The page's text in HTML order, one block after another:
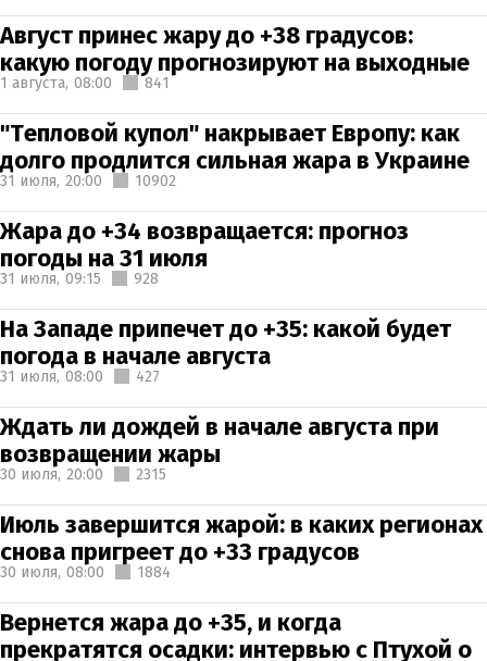
Август принес жару до +38 градусов:
какую погоду прогнозируют на выходные
1 августа, 08:00 841
"Тепловой купол" накрывает Европу: как
долго продлится сильная жара в Украине
31 июля, 20:00 10902
Жара до +34 возвращается: прогноз
погоды на 31 июля
31 июля, 09:15 928
На Западе припечет до +35: какой будет
погода в начале августа
31 июля, 08:00 427
Ждать ли дождей в начале августа при
возвращении жары
30 июля, 20:00 2315
Июль завершится жарой: в каких регионах
снова пригреет до +33 градусов
30 июля, 08:00 1884
Вернется жара до +35, и когда
прекратятся осадки: интервью с Птухой о